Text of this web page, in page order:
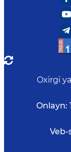
Oxirgi
Onlayn:
Veb-